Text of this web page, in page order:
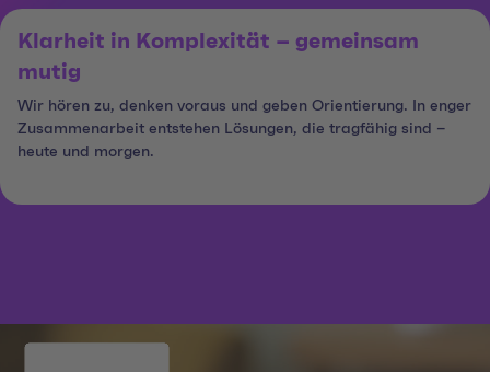
Klarheit in Komplexität – gemeinsam
mutig
Wir hören zu, denken voraus und geben Orientierung. In enger
Zusammenarbeit entstehen Lösungen, die tragfähig sind –
heute und morgen.